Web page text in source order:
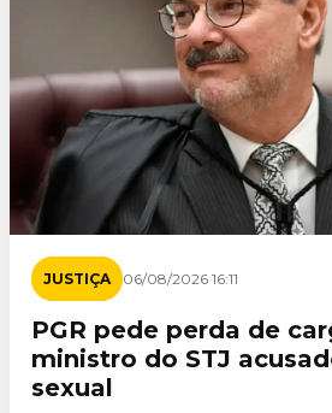
JUSTIÇA 06/08/2026 16:11
PGR pede perda de
ministro do STJ
sexual